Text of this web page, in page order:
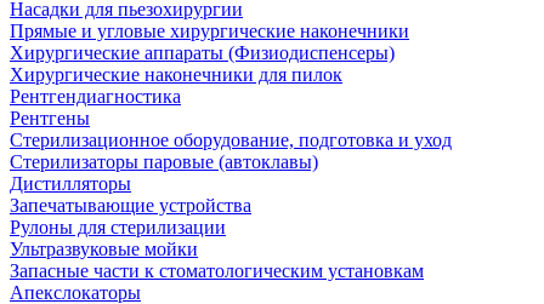
Насадки для пьезохирургии
Прямые и угловые хирургические наконечники
Хирургические аппараты (Физиодиспенсеры)
Хирургические наконечники для пилок
Рентгендиагностика
Рентгены
Стерилизационное оборудование, подготовка и уход
Стерилизаторы паровые (автоклавы)
Дистилляторы
Запечатывающие устройства
Рулоны для стерилизации
Ультразвуковые мойки
Запасные части к стоматологическим установкам
Апекслокаторы